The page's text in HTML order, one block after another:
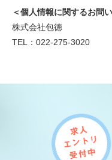
＜個人情報に関するお問
株式会社包徳
TEL： 022-275-3020